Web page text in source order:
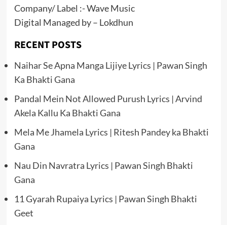
Company/ Label :- Wave Music
Digital Managed by – Lokdhun
RECENT POSTS
Naihar Se Apna Manga Lijiye Lyrics | Pawan Singh
Ka Bhakti Gana
Pandal Mein Not Allowed Purush Lyrics | Arvind
Akela Kallu Ka Bhakti Gana
Mela Me Jhamela Lyrics | Ritesh Pandey ka Bhakti
Gana
Nau Din Navratra Lyrics | Pawan Singh Bhakti
Gana
11 Gyarah Rupaiya Lyrics | Pawan Singh Bhakti
Geet